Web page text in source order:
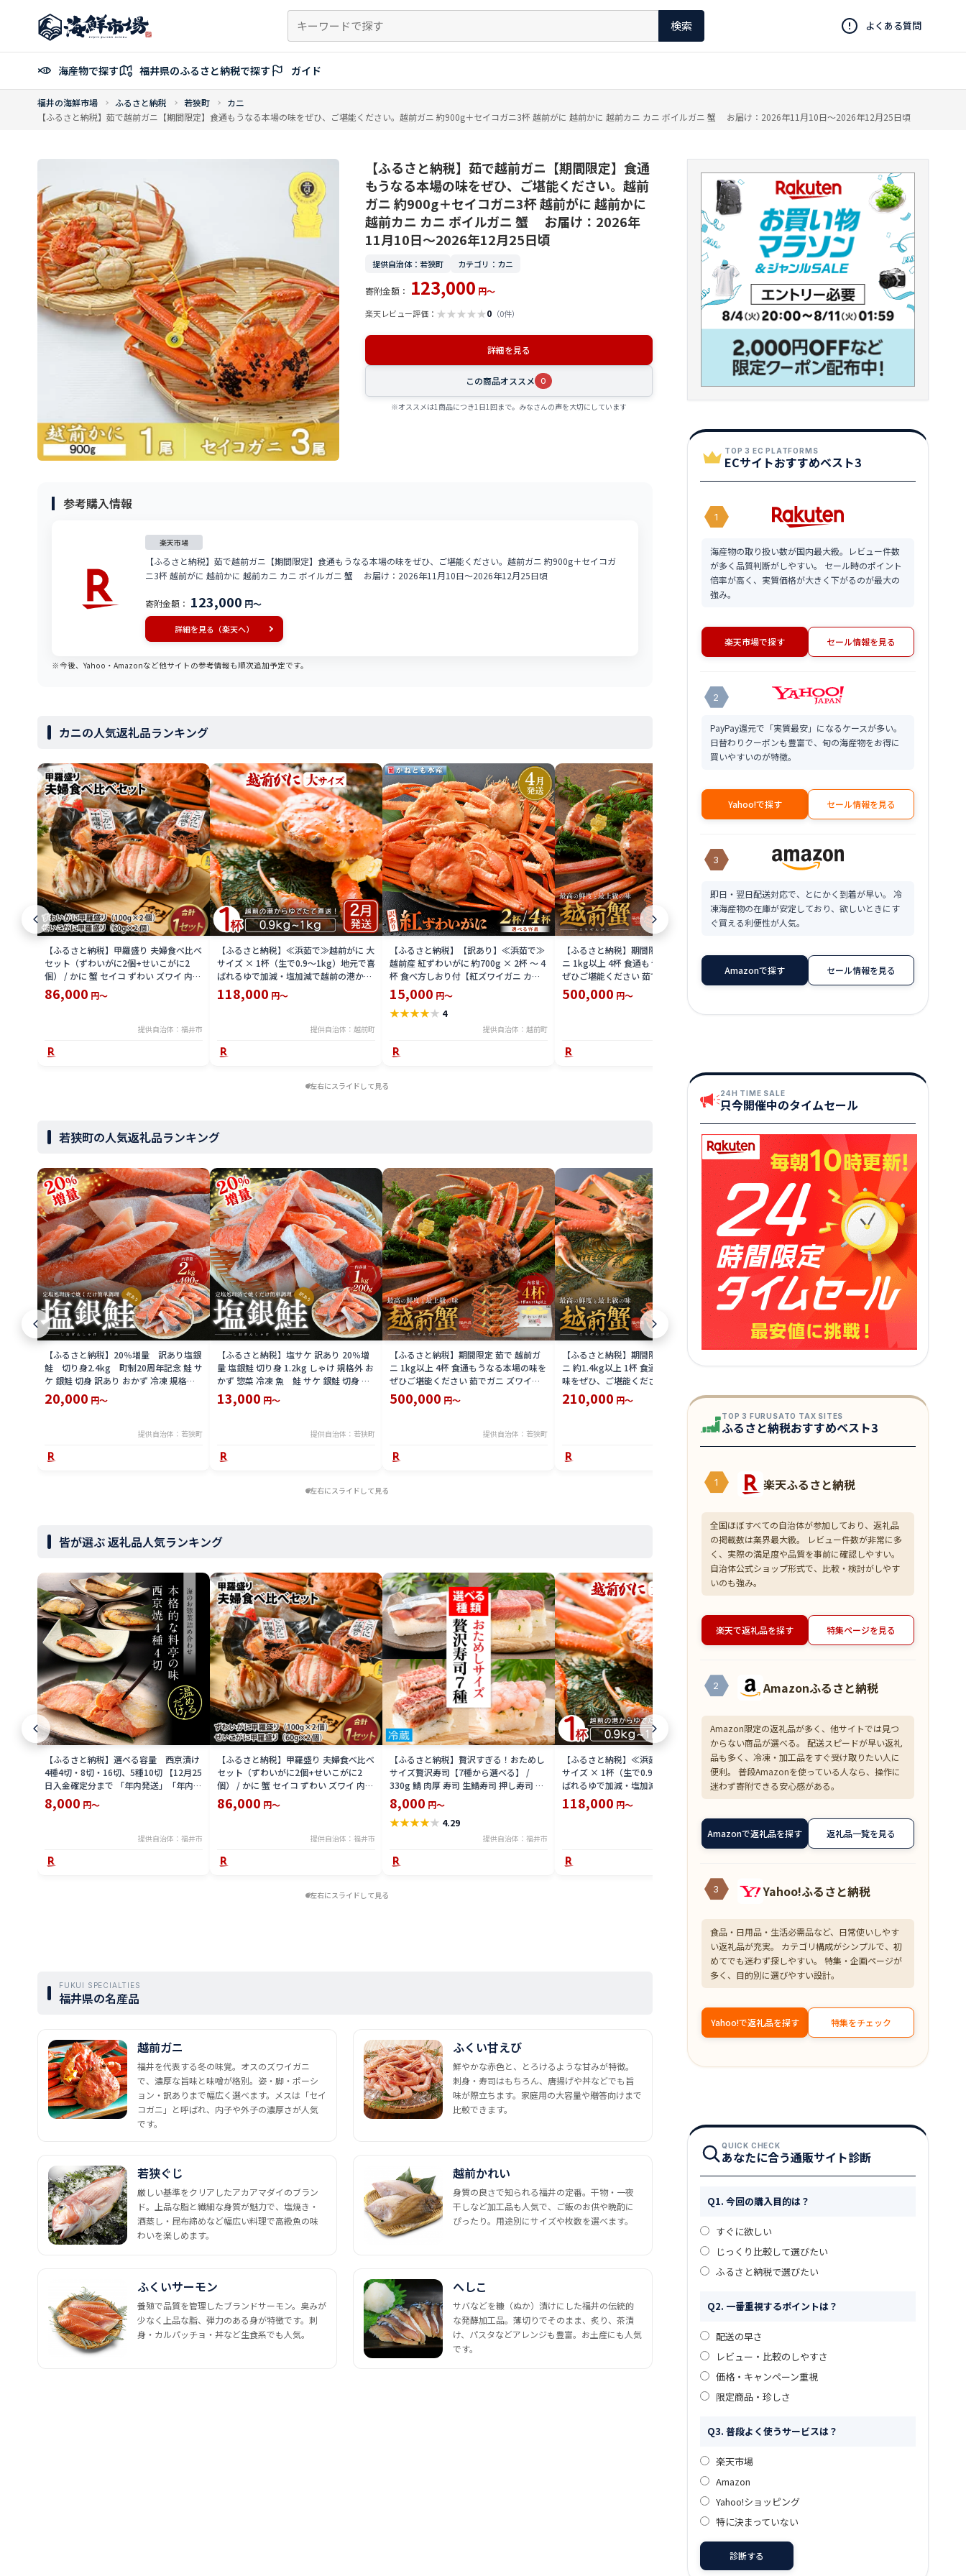
ン
へ
検索 よくある質問
海産物で探す 福井県のふるさと納税で探す ガイド
福井の海鮮市場 ふるさと納税 若狭町
カニ
【ふるさと納税】茹で越前ガニ【期間限定】食通もうなる本場の味をぜひ、ご堪能ください。越前ガニ 約900g＋セイコガニ3杯 越前がに 越前かに 越前カニ カニ ボイルガニ 蟹 お届け：2026年11月10日～2026年12月25日頃
【ふるさと納税】茹で越前ガニ【期間限定】食通
もうなる本場の味をぜひ、ご堪能ください。越前
ガニ 約900g＋セイコガニ3杯 越前がに 越前かに
越前カニ カニ ボイルガニ 蟹 お届け：2026年
11月10日～2026年12月25日頃
提供自治体：若狭町 カテゴリ：カニ
寄附金額： 123,000 円～
楽天レビュー評価： ★★★★★0 （0件）
詳細を見る
この商品オススメ 0
※オススメは1商品につき1日1回まで。みなさんの声を大切にしています
参考購入情報
楽天市場
【ふるさと納税】茹で越前ガニ【期間限定】食通もうなる本場の味をぜひ、ご堪能ください。越前ガニ 約900g＋セイコガ
ニ3杯 越前がに 越前かに 越前カニ カニ ボイルガニ 蟹 お届け：2026年11月10日～2026年12月25日頃
寄附金額： 123,000 円～
詳細を見る（楽天へ）
※今後、Yahoo・Amazonなど他サイトの参考情報も順次追加予定です。
カニの人気返礼品ランキング
【ふるさと納税】甲羅盛り 夫婦食べ比べ
セット（ずわいがに2個+せいこがに2
個） / かに 蟹 セイコ ずわい ズワイ 内子
外子 国産 冷凍 冬 冬の味覚 珍味 グルメ
国産 送料無料 [H-065050]
86,000 円～
提供自治体：福井市
【ふるさと納税】≪浜茹で≫越前がに 大
サイズ × 1杯（生で0.9〜1kg）地元で喜
ばれるゆで加減・塩加減で越前の港から
直送！【雄 ズワイガニ ずわいがに 越前
ガニ 姿 ボイル 冷蔵 福井県】【2月発送
入ください [e23-x004_02]
118,000 円～
提供自治体：越前町
【ふるさと納税】【訳あり】≪浜茹で≫
越前産 紅ずわいがに 約700g × 2杯 〜 4
杯 食べ方しおり付【紅ズワイガニ カニ
かに 蟹 姿 ボイル 冷蔵 福井県】【4月発
送分】希望日指定不可
15,000 円～
★★★★★ 4
提供自治体：越前町
【ふるさと納税】期間限定 茹で 越前ガ
ニ 1kg以上 4杯 食通もうなる本場の味を
ぜひご堪能ください 茹でガニ ズワイガ
ニ カニ 蟹 海鮮 福井県 若狭町 お届け：
2025年11月10日～2026年3月31日（年
500,000 円～
送可 (12月25日決済完了分まで)』着日指
定可能！最短3営業日以内発送【生食
可】ますよね 商店の元祖 カット済み 生
ね 海鮮 ズワイガニ カニ 蟹 刺身 カニし
★★★★★4.19
ニ 約1.1kg以
茹でカニ 越前
海鮮 海鮮セ
届け：2025年
左右にスライドして見る
若狭町の人気返礼品ランキング
【ふるさと納税】20％増量 訳あり塩銀
鮭 切り身2.4kg 町制20周年記念 鮭 サ
ケ 銀鮭 切身 訳あり おかず 冷凍 規格外
お取り寄せ 福井県 若狭町
20,000 円～
提供自治体：若狭町
【ふるさと納税】塩サケ 訳あり 20％増
量 塩銀鮭 切り身 1.2kg しゃけ 規格外 お
かず 惣菜 冷凍 魚 鮭 サケ 銀鮭 切身 お
取り寄せ
13,000 円～
提供自治体：若狭町
【ふるさと納税】期間限定 茹で 越前ガ
ニ 1kg以上 4杯 食通もうなる本場の味を
ぜひご堪能ください 茹でガニ ズワイガ
ニ カニ 蟹 海鮮 福井県 若狭町 お届け：
2025年11月10日～2026年3月31日（年
500,000 円～
提供自治体：若狭町
【ふるさと納税】期間限定 茹で 越前ガ
ニ 約1.4kg以上 1杯 食通もうなる本場の
味をぜひ、ご堪能ください カニ 蟹 かに
茹でカニ 越前蟹 カニセット 魚介 魚介類
海鮮 海鮮セット 福井 福井県 若狭町 お
210,000 円～
提供自治体：若狭町
入)90g×8切(700g)・訳あり塩銀鮭
魚 冷凍 家庭用 訳アリ
12,000円～
提供自治体：若狭町
【ふるさと納
ニ 約1.3kg以
茹でカニ 越前
海鮮 海鮮セ
180,000
左右にスライドして見る
皆が選ぶ 返礼品人気ランキング
【ふるさと納税】選べる容量 西京漬け
4種4切・8切・16切、5種10切 【12月25
日入金確定分まで 「年内発送」「年内配
送」「年内お届け」】/ レンジで温める
だけ 西京焼き 湯煎 西京漬 送料無料
8,000 円～
提供自治体：福井市
【ふるさと納税】甲羅盛り 夫婦食べ比べ
セット（ずわいがに2個+せいこがに2
個） / かに 蟹 セイコ ずわい ズワイ 内子
外子 国産 冷凍 冬 冬の味覚 珍味 グルメ
国産 送料無料 [H-065050]
86,000 円～
提供自治体：福井市
【ふるさと納税】贅沢すぎる！おためし
サイズ贅沢寿司【7種から選べる】 /
330g 鯖 肉厚 寿司 生鯖寿司 押し寿司 ご
褒美 おためし用 一人前 サバ 海鮮 棒寿司
バッテラ 魚貝 懐石料理 冷蔵配送 四季食
彩 萩 送料無料 [A-013025]
8,000 円～
★★★★★ 4.29
提供自治体：福井市
【ふるさと納税】≪浜茹で≫越前がに 大
サイズ × 1杯（生で0.9〜1kg）地元で喜
ばれるゆで加減・塩加減で越前の港から
直送！【雄 ズワイガニ ずわいがに 越前
ガニ 姿 ボイル 冷蔵 福井県】【2月発送
分】希望日指定可 備考欄に希望日をご記
118,000 円～
提供自治体：越前町
【ふるさと納税】＜数量限定＞港町つる
がの潮風感じる 創作 海鮮丼の素 浜焼き
鯖 × Sio檸檬ペッパー 5食セット 若狭名
物 浜焼き鯖を贅沢に使用 丼 どんぶり 海
レンジ 簡単 贈答 お中元
18,000
提供自治体：敦賀市
魚 焼魚 焼く
赤魚 銀ダラ
10,000
左右にスライドして見る
FUKUI SPECIALTIES
福井県の名産品
越前ガニ
福井を代表する冬の味覚。オスのズワイガニ
で、濃厚な旨味と味噌が格別。姿・脚・ポーシ
ョン・訳ありまで幅広く選べます。メスは「セイ
コガニ」と呼ばれ、内子や外子の濃厚さが人気
です。
ふくい甘えび
鮮やかな赤色と、とろけるような甘みが特徴。
刺身・寿司はもちろん、唐揚げや丼などでも旨
味が際立ちます。家庭用の大容量や贈答向けまで
比較できます。
若狭ぐじ
厳しい基準をクリアしたアカアマダイのブラン
ド。上品な脂と繊細な身質が魅力で、塩焼き・
酒蒸し・昆布締めなど幅広い料理で高級魚の味
わいを楽しめます。
越前かれい
身質の良さで知られる福井の定番。干物・一夜
干しなど加工品も人気で、ご飯のお供や晩酌に
ぴったり。用途別にサイズや枚数を選べます。
ふくいサーモン
養殖で品質を管理したブランドサーモン。臭みが
少なく上品な脂、弾力のある身が特徴です。刺
身・カルパッチョ・丼など生食系でも人気。
へしこ
サバなどを糠（ぬか）漬けにした福井の伝統的
な発酵加工品。薄切りでそのまま、炙り、茶漬
け、パスタなどアレンジも豊富。お土産にも人気
です。
TOP 3 EC PLATFORMS
ECサイトおすすめベスト3
1
海産物の取り扱い数が国内最大級。レビュー件数
が多く品質判断がしやすい。 セール時のポイント
倍率が高く、実質価格が大きく下がるのが最大の
強み。
楽天市場で探す セール情報を見る
2
PayPay還元で「実質最安」になるケースが多い。
日替わりクーポンも豊富で、旬の海産物をお得に
買いやすいのが特徴。
Yahoo!で探す セール情報を見る
3
即日・翌日配送対応で、とにかく到着が早い。 冷
凍海産物の在庫が安定しており、欲しいときにす
ぐ買える利便性が人気。
Amazonで探す セール情報を見る
24H TIME SALE
只今開催中のタイムセール
TOP 3 FURUSATO TAX SITES
ふるさと納税おすすめベスト3
1 楽天ふるさと納税
全国ほぼすべての自治体が参加しており、返礼品
の掲載数は業界最大級。 レビュー件数が非常に多
く、実際の満足度や品質を事前に確認しやすい。
自治体公式ショップ形式で、比較・検討がしやす
いのも強み。
楽天で返礼品を探す 特集ページを見る
2 Amazonふるさと納税
Amazon限定の返礼品が多く、他サイトでは見つ
からない商品が選べる。 配送スピードが早い返礼
品も多く、冷凍・加工品をすぐ受け取りたい人に
便利。 普段Amazonを使っている人なら、操作に
迷わず寄附できる安心感がある。
Amazonで返礼品を探す 返礼品一覧を見る
3 Yahoo!ふるさと納税
食品・日用品・生活必需品など、日常使いしやす
い返礼品が充実。 カテゴリ構成がシンプルで、初
めてでも迷わず探しやすい。 特集・企画ページが
多く、目的別に選びやすい設計。
Yahoo!で返礼品を探す 特集をチェック
QUICK CHECK
あなたに合う通販サイト診断
Q1. 今回の購入目的は？
すぐに欲しい
じっくり比較して選びたい
ふるさと納税で選びたい
Q2. 一番重視するポイントは？
配送の早さ
レビュー・比較のしやすさ
価格・キャンペーン重視
限定商品・珍しさ
Q3. 普段よく使うサービスは？
楽天市場
Amazon
Yahoo!ショッピング
特に決まっていない
診断する